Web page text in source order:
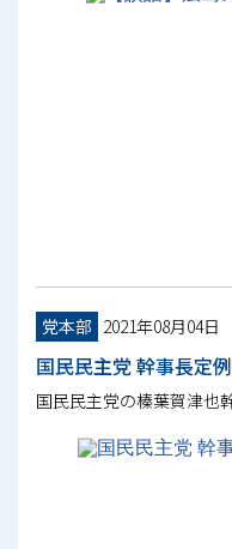
党本部 2021年08月04日
国民民主党 幹事長定
国民民主党の榛葉賀津也